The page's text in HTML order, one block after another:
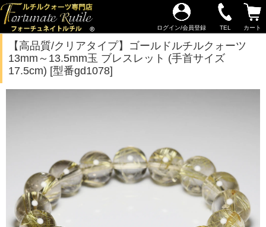
ログイン/会員登録 TEL カート
【高品質/クリアタイプ】ゴールドルチルクォーツ
13mm～13.5mm玉 ブレスレット (手首サイズ
17.5cm) [型番gd1078]